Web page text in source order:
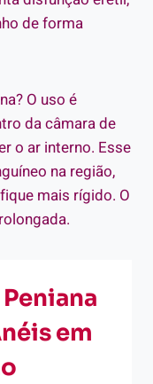
de forma
O uso é
da câmara de
o ar interno. Esse
na região,
mais rígido. O
em